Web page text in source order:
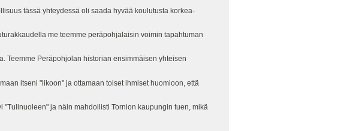
tässä yhteydessä oli saada hyvää koulutusta korkea-
me teemme peräpohjalaisin voimin tapahtuman
Teemme Peräpohjolan historian ensimmäisen yhteisen
itseni "likoon" ja ottamaan toiset ihmiset huomioon, että
ja näin mahdollisti Tornion kaupungin tuen, mikä